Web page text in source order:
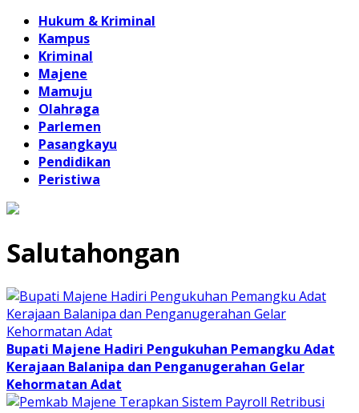
Hukum & Kriminal
Kampus
Kriminal
Majene
Mamuju
Olahraga
Parlemen
Pasangkayu
Pendidikan
Peristiwa
Salutahongan
Bupati Majene Hadiri Pengukuhan Pemangku Adat
Kerajaan Balanipa dan Penganugerahan Gelar
Kehormatan Adat